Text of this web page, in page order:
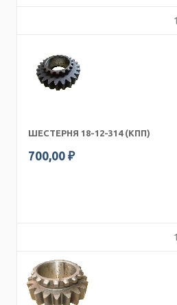
ШЕСТЕРНЯ 18-12-314 (КПП)
700,00 ₽